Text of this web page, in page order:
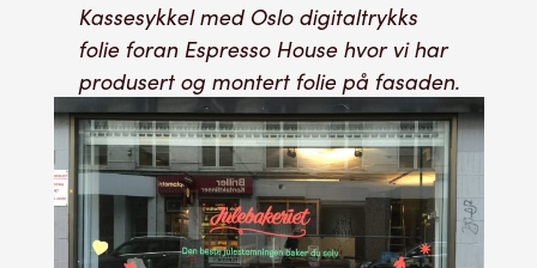
Kassesykkel med Oslo digitaltrykks
folie foran Espresso House hvor vi har
produsert og montert folie på fasaden.